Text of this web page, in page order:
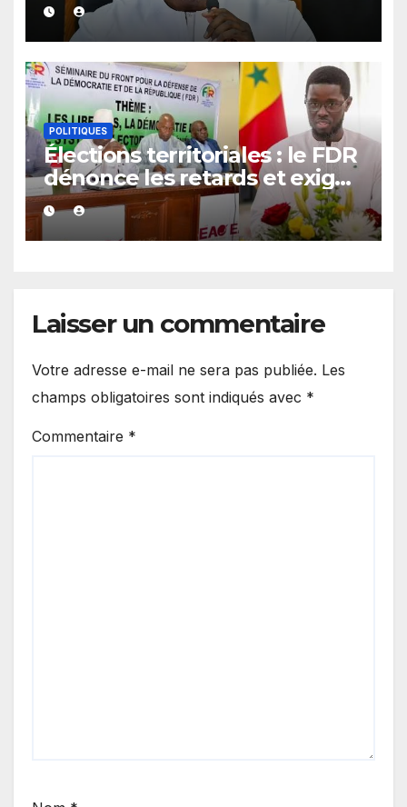
POLITIQUES
Élections territoriales : le FDR
dénonce les retards et exige
un calendrier électoral précis
Laisser un commentaire
Votre adresse e-mail ne sera pas publiée. Les
champs obligatoires sont indiqués avec *
Commentaire *